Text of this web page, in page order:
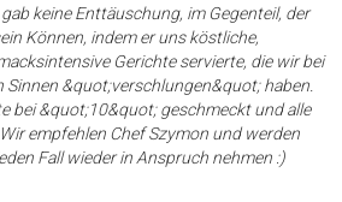
keine Enttäuschung, im Gegenteil, der
Können, indem er uns köstliche,
Gerichte servierte, die wir bei
Sinnen &quot;verschlungen&quot; haben.
bei &quot;10&quot; geschmeckt und alle
empfehlen Chef Szymon und werden
Fall wieder in Anspruch nehmen :)